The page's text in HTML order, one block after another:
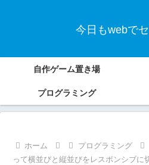
今日もwebで
自作ゲーム置き場
プログラミング
ホーム プログラミング
って横並びと縦並びをレスポンシブに